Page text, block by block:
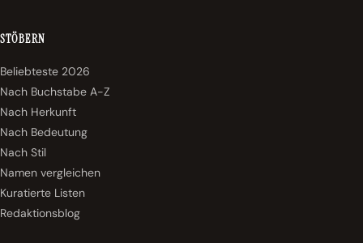
STÖBERN
Beliebteste 2026
Nach Buchstabe A-Z
Nach Herkunft
Nach Bedeutung
Nach Stil
Namen vergleichen
Kuratierte Listen
Redaktionsblog